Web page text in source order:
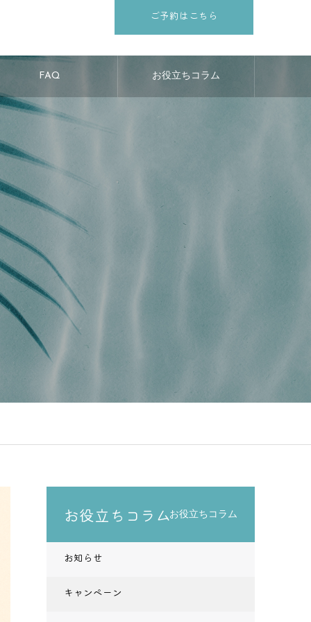
ご予約はこちら
FAQ お役立ちコラム
お役立ちコラムお役立ちコラム
お知らせ
キャンペーン